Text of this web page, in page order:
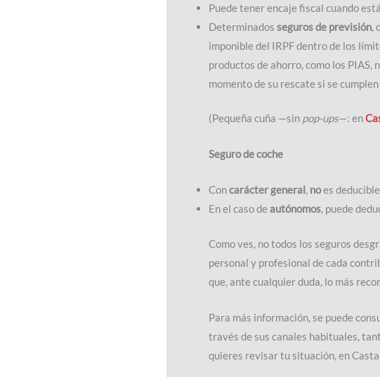
Puede tener encaje fiscal cuando está
Determinados seguros de previsión,
imponible del IRPF dentro de los
productos de ahorro, como los
momento de su rescate si se
(Pequeña cuña —sin pop-ups—: en
Seguro de coche
Concarácter general, noes
En el caso de autónomos, puede
Como ves, no todos los seguros
personal y profesional de cada
que, ante cualquier duda, lo más
Para más información, se puede
través de sus canales habituales,
quieres revisar tu situación, en